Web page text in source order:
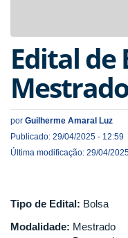
Edital de
por Guilherme Amaral Luz
Publicado: 29/04/2025 - 12:59
Última modificação: 29/04/
Tipo de Edital: Bolsa
Modalidade: Mestrado